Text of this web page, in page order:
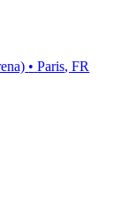
• Paris, FR